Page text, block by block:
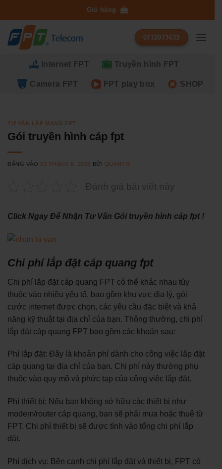
qua
dung
Giỏ hàng
0772073633
Internet FPT Truyền hình FPT
Camera FPT FPT play box SHOP
TƯ VẤN LẮP MẠNG FPT
Gói truyền hình cáp fpt
ĐĂNG VÀO 23 THÁNG 6, 2023 BỞI QUANTRI
Đánh giá bài viết này
Click Ngay Để Nhận Tư Vấn Gói truyền hình cáp fpt !
Chi phí lắp đặt cáp quang fpt
Chi phí lắp đặt cáp quang FPT có thể khác nhau tùy
thuộc vào nhiều yếu tố, bao gồm khu vực địa lý, gói
cước internet được chọn, các yêu cầu đặc biệt và khả
năng kỹ thuật tại địa chỉ của bạn. Thông thường, chi phí
lắp đặt cáp quang FPT bao gồm các khoản sau:
Phí lắp đặt: Đây là khoản phí dành cho công việc lắp đặt
cáp quang tại địa chỉ của bạn. Chi phí này thường phụ
thuộc vào quy mô và phức tạp của công việc lắp đặt.
Phí thiết bị: Nếu bạn không sở hữu các thiết bị như
modem/router cáp quang, bạn sẽ phải mua hoặc thuê từ
FPT. Chi phí thiết bị sẽ được tính vào tổng chi phí lắp
đặt.
Phí dịch vụ: Bên cạnh chi phí lắp đặt và thiết bị, FPT có